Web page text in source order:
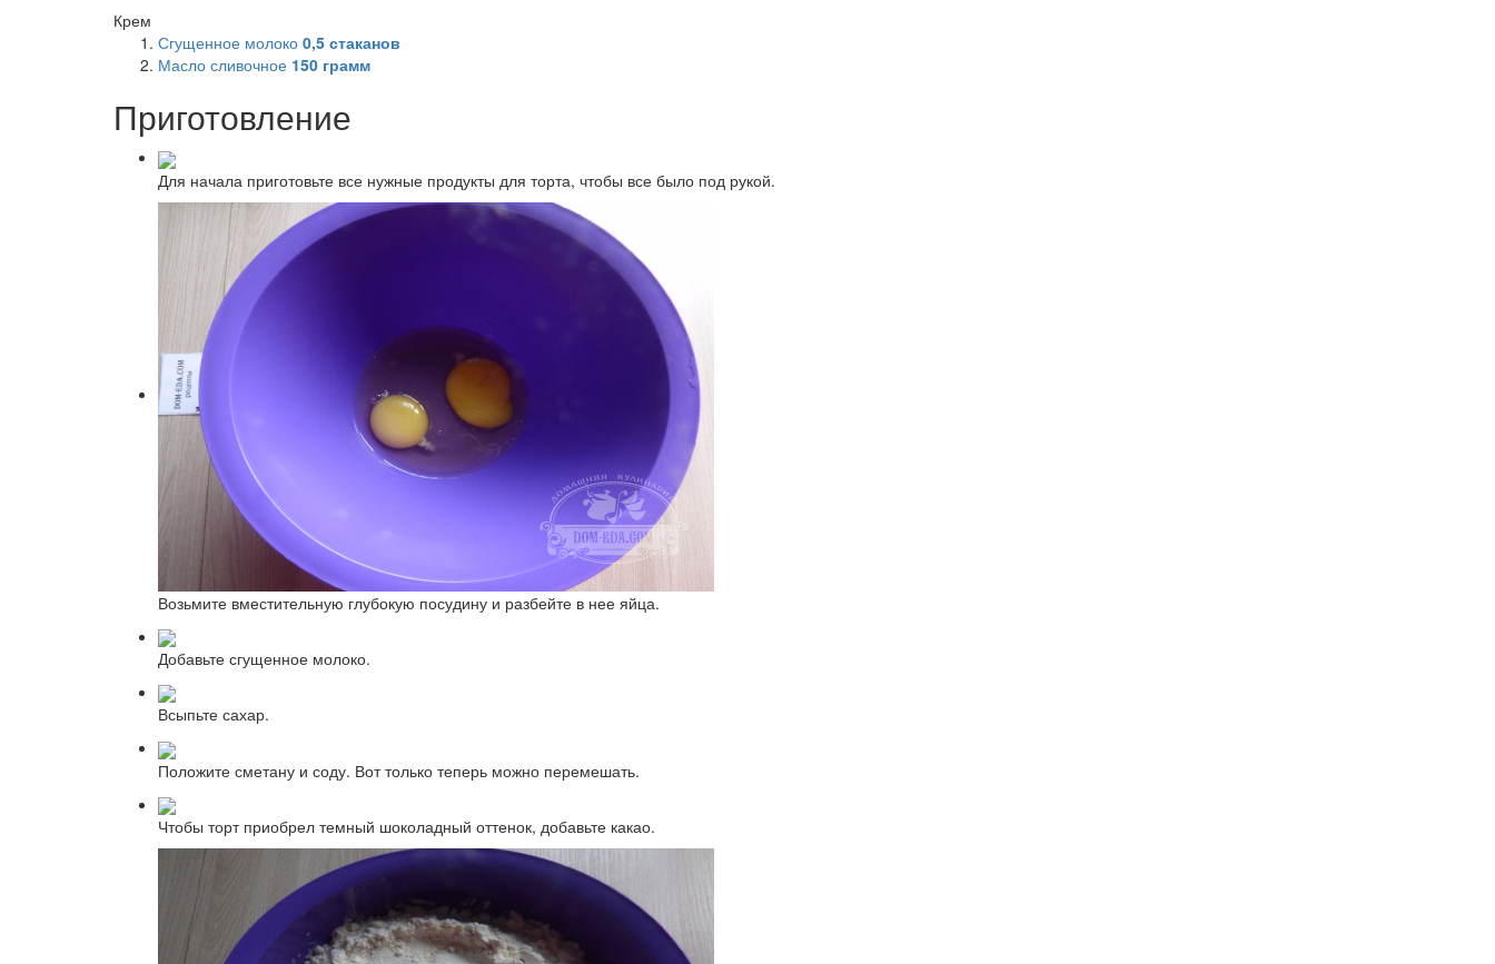
Крем
Сгущенное молоко 0,5 стаканов
Масло сливочное 150 грамм
Приготовление
Для начала приготовьте все нужные продукты для торта, чтобы все было под рукой.
Возьмите вместительную глубокую посудину и разбейте в нее яйца.
Добавьте сгущенное молоко.
Всыпьте сахар.
Положите сметану и соду. Вот только теперь можно перемешать.
Чтобы торт приобрел темный шоколадный оттенок, добавьте какао.